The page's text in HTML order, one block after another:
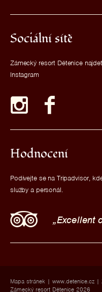
Sociální sítě
Zámecký resort Dětenice
Instagram
Hodnocení
Podívejte se na Tripadvisor,
služby a personál.
Excellent
Mapa stránek | www.detenice.cz |
Zámecký resort Dětenice 2026